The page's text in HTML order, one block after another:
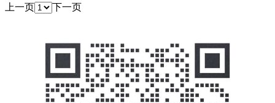
上一页
下一页